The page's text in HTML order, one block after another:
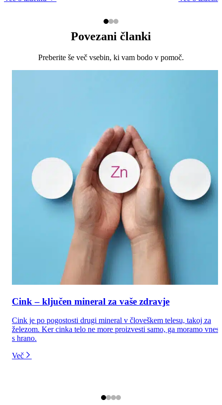
Povezani članki
Preberite še več vsebin, ki vam bodo v pomoč.
Cink – ključen mineral za vaše zdravje
Cink je po pogostosti drugi mineral v človeškem telesu, takoj za
železom. Ker cinka telo ne more proizvesti samo, ga moramo
s hrano.
Več